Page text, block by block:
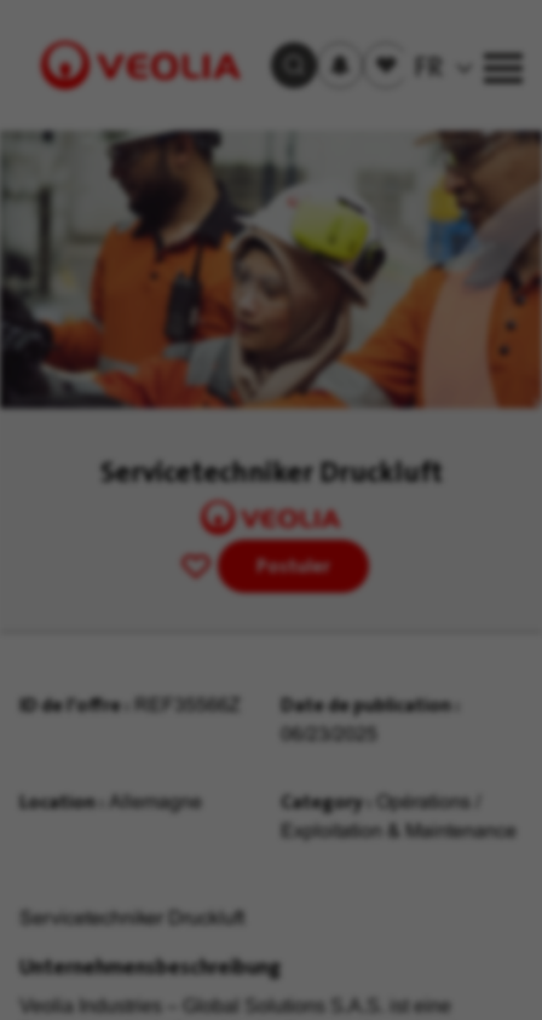
homepage
Trouver un emploi
aux
Offre(s)
sauvegardée(s)
FR
Servicetechniker Druckluft
EnregistrerPostuler
ID de l'offre REF35566Z Date de publication
Location Allemagne Category
Opérations /
Exploitation & Maintenance
Servicetechniker Druckluft
Unternehmensbeschreibung
Veolia Industries – Global Solutions S.A.S. ist eine